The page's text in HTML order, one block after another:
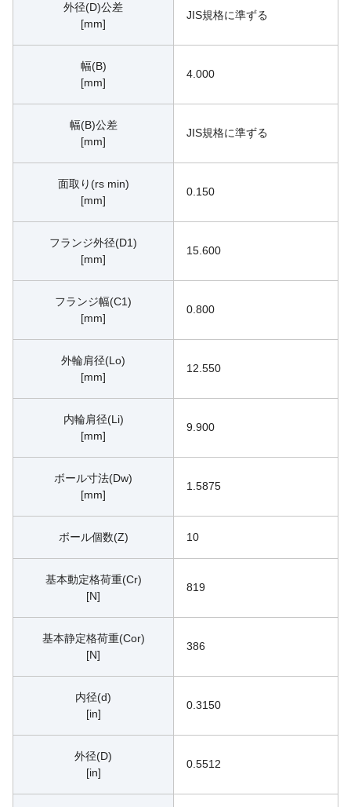
外径(D)公差
[mm]
JIS規格に準ずる
幅(B)
[mm]
4.000
幅(B)公差
[mm]
JIS規格に準ずる
面取り(rs min)
[mm]
0.150
フランジ外径(D1)
[mm]
15.600
フランジ幅(C1)
[mm]
0.800
外輪肩径(Lo)
[mm]
12.550
内輪肩径(Li)
[mm]
9.900
ボール寸法(Dw)
[mm]
1.5875
ボール個数(Z) 10
基本動定格荷重(Cr)
[N]
819
基本静定格荷重(Cor)
[N]
386
内径(d)
[in]
0.3150
外径(D)
[in]
0.5512